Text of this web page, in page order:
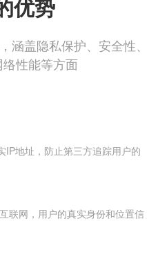
优势
涵盖隐私保护、安全性、
性能等方面
IP地址，防止第三方追踪用户的
联网，用户的真实身份和位置信